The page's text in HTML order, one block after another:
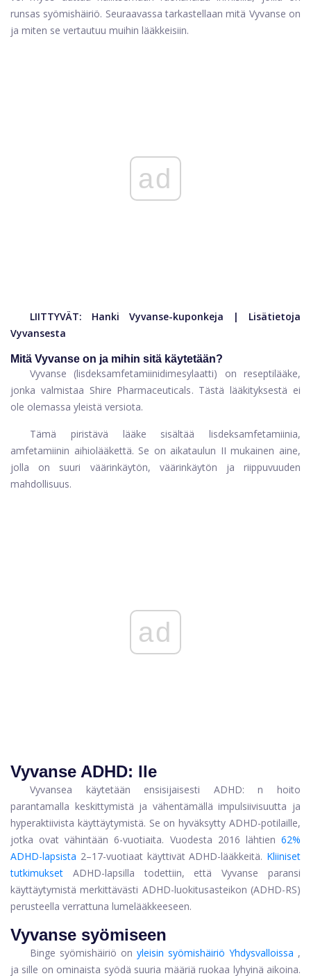
runsas syömishäiriö. Seuraavassa tarkastellaan mitä Vyvanse on
ja miten se vertautuu muihin lääkkeisiin.
ad
LIITTYVÄT: Hanki Vyvanse-kuponkeja |
Lisätietoja
Vyvansesta
Mitä Vyvanse on ja mihin sitä käytetään?
Vyvanse (lisdeksamfetamiinidimesylaatti) on reseptilääke,
jonka valmistaa Shire Pharmaceuticals. Tästä lääkityksestä ei
ole olemassa yleistä versiota.
Tämä piristävä lääke sisältää lisdeksamfetamiinia,
amfetamiinin aihiolääkettä. Se on aikataulun II mukainen aine,
jolla on suuri väärinkäytön, väärinkäytön ja riippuvuuden
mahdollisuus.
ad
Vyvanse ADHD: lle
Vyvansea käytetään ensisijaisesti
ADHD: n hoito
parantamalla keskittymistä ja vähentämällä impulsiivisuutta ja
hyperaktiivista käyttäytymistä. Se on hyväksytty ADHD-potilaille,
jotka ovat vähintään 6-vuotiaita. Vuodesta 2016 lähtien 62%
ADHD-lapsista 2–17-vuotiaat käyttivät ADHD-lääkkeitä. Kliiniset
tutkimukset
ADHD-lapsilla todettiin, että Vyvanse paransi
käyttäytymistä merkittävästi ADHD-luokitusasteikon (ADHD-RS)
perusteella verrattuna lumelääkkeeseen.
Vyvanse syömiseen
Binge syömishäiriö on yleisin syömishäiriö Yhdysvalloissa ,
ja sille on ominaista syödä suuria määriä ruokaa lyhyinä aikoina.